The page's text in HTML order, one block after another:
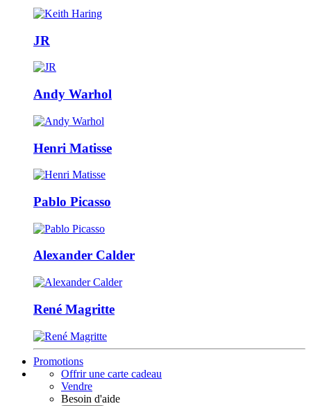
JR
Andy Warhol
Henri Matisse
Pablo Picasso
Alexander Calder
René Magritte
Promotions
Offrir une carte cadeau
Vendre
Besoin d'aide